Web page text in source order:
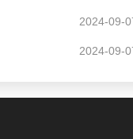
2024-09-
2024-09-